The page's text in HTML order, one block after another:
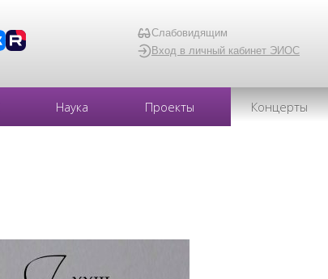
Слабовидящим
Вход в личный кабинет ЭИОС
Наука Проекты Концерты